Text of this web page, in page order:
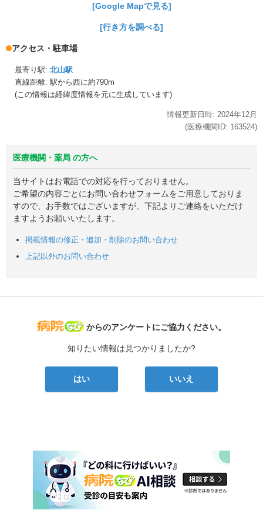
[Google Mapで見る]
[行き方を調べる]
アクセス・駐車場
最寄り駅: 北山駅
直線距離: 駅から西に約790m
(この情報は経緯度情報を元に生成しています)
情報更新日時: 2024年12月
(医療機関ID: 163524)
医療機関・薬局 の方へ
当サイトはお電話での対応を行っておりません。
ご希望の内容ごとにお問い合わせフォームをご用意しておりま
すので、お手数ではございますが、下記よりご連絡をいただけ
ますようお願いいたします。
掲載情報の修正・追加・削除のお問い合わせ
上記以外のお問い合わせ
病院なび
からのアンケートにご協力ください。
知りたい情報は見つかりましたか?
はい いいえ